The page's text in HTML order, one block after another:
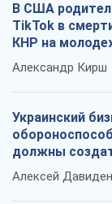
В США
TikTok в
КНР на
Александр Кирш
Украинский
должны
для компаний
Алексей